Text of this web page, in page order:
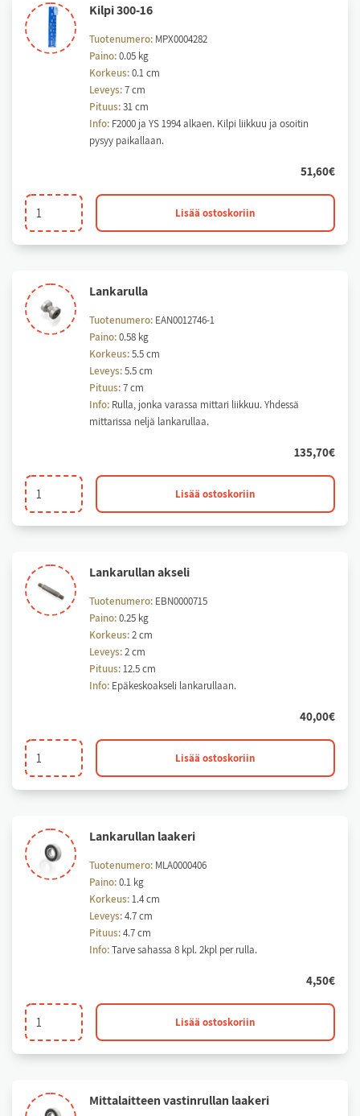
Kil­pi 300-16
Tuotenumero: MPX0004282
Paino:0.05 kg
Korkeus:0.1 cm
Leveys:7 cm
Pituus:31 cm
Info: F2000 ja YS 1994 alkaen. Kilpi liikkuu ja osoitin
pysyy paikallaan.
51,60€
Kilpi
300-
Lisää ostoskoriin
Lan­ka­rul­la
Tuotenumero: EAN0012746-1
Paino:0.58 kg
Korkeus:5.5 cm
Leveys:5.5 cm
Pituus:7 cm
Info: Rulla, jonka varassa mittari liikkuu. Yhdessä
mittarissa neljä lankarullaa.
135,70€
Lankarulla
määrä
Lisää ostoskoriin
Lan­ka­rul­lan ak­se­li
Tuotenumero: EBN0000715
Paino:0.25 kg
Korkeus:2 cm
Leveys:2 cm
Pituus:12.5 cm
Info: Epäkeskoakseli lankarullaan.
40,00€
Lankarullan
akseli
Lisää ostoskoriin
Lan­ka­rul­lan laa­ke­ri
Tuotenumero: MLA0000406
Paino:0.1 kg
Korkeus:1.4 cm
Leveys:4.7 cm
Pituus:4.7 cm
Info:Tarve sahassa 8 kpl. 2kpl per rulla.
4,50€
Lankarullan
laakeri
Lisää ostoskoriin
Mit­ta­lait­teen vas­tin­rul­lan laa­ke­ri